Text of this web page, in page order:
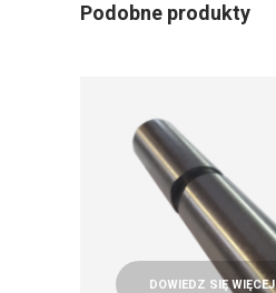
Podobne produkty
DOWIEDZ SIĘ WIĘCEJ